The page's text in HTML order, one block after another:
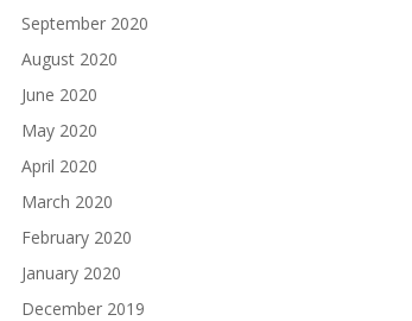
September 2020
August 2020
June 2020
May 2020
April 2020
March 2020
February 2020
January 2020
December 2019